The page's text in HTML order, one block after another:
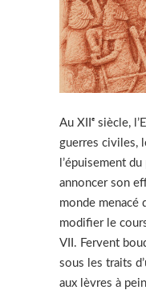
Au XIIᵉ siècle,
guerres civiles,
l’épuisement
annoncer son
monde menacé
modifier le
VII. Fervent
sous les traits
aux lèvres à